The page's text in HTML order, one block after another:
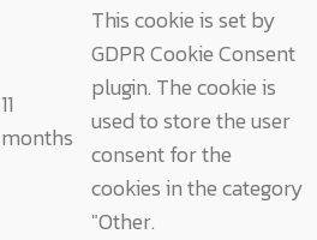
11
months
This cookie is set by
GDPR Cookie Consent
plugin. The cookie is
used to store the user
consent for the
cookies in the category
"Other.